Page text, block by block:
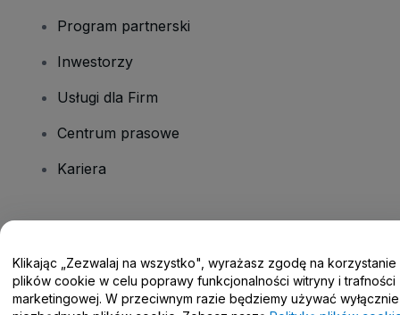
Program partnerski
Inwestorzy
Usługi dla Firm
Centrum prasowe
Kariera
Centrum pomocy / Skontaktuj się z nami
Klikając „Zezwalaj na wszystko", wyrażasz zgodę na korzystanie
plików cookie w celu poprawy funkcjonalności witryny i trafności
marketingowej. W przeciwnym razie będziemy używać wyłącznie